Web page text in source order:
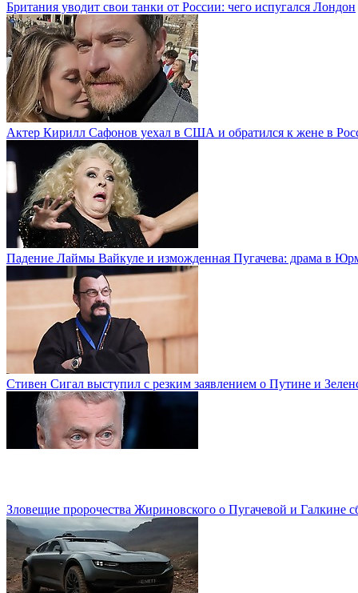
Британия уводит свои танки от России: чего испугался Лондон
Актер Кирилл Сафонов уехал в США и обратился к жене в
Падение Лаймы Вайкуле и изможденная Пугачева: драма в
Стивен Сигал выступил с резким заявлением о Путине и
Зловещие пророчества Жириновского о Пугачевой и Галкине